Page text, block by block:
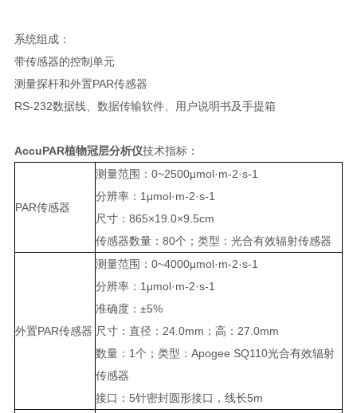
系统组成：
带传感器的控制单元
测量探杆和外置PAR传感器
RS-232数据线、数据传输软件、用户说明书及手提箱
AccuPAR植物冠层分析仪技术指标：
PAR传感器
测量范围：0~2500μmol·m-2·s-1
分辨率：1μmol·m-2·s-1
尺寸：865×19.0×9.5cm
传感器数量：80个；类型：光合有效辐射传感器
外置PAR传感器
测量范围：0~4000μmol·m-2·s-1
分辨率：1μmol·m-2·s-1
准确度：±5%
尺寸：直径：24.0mm；高：27.0mm
数量：1个；类型：Apogee SQ110光合有效辐射
传感器
接口：5针密封圆形接口，线长5m